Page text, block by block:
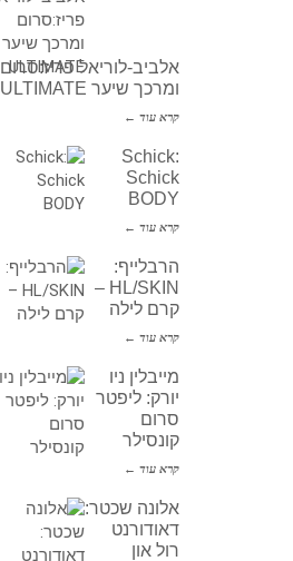
אלביב-לוריאל פריז:סרום
ומרכך שיער ULTIMATE
קרא עוד ←
Schick:
Schick
BODY
קרא עוד ←
הרבלייף:
HL/SKIN –
קרם לילה
קרא עוד ←
מייבלין ניו
יורק: ליפטר
סרום
קונסילר
קרא עוד ←
אלונה שכטר:
דאודורנט
רול און